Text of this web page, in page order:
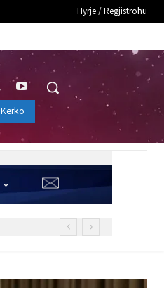
Hyrje / Regjistrohu
Kërko